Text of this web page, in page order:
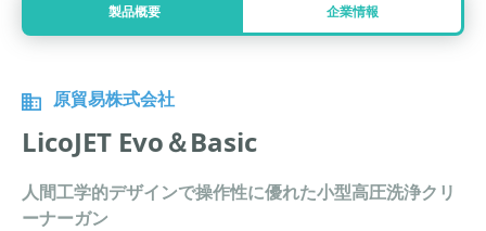
製品概要 企業情報
原貿易株式会社
LicoJET Evo＆Basic
人間工学的デザインで操作性に優れた小型高圧洗浄クリ
ーナーガン